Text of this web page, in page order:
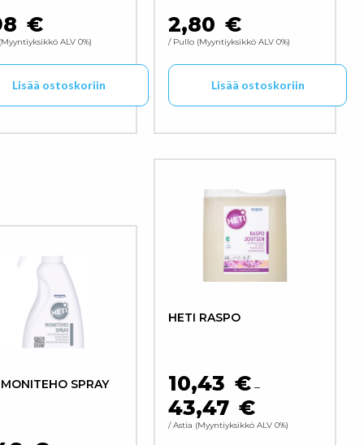
€
Myyntiyksikkö ALV 0%
Lisää ostoskoriin
2,80 €
/ Pullo Myyntiyksikkö ALV 0%
Lisää ostoskoriin
SPRAY
HETI RASPO
10,43 € –
43,47 €HINTALUOKKA:
/ Astia Myyntiyksikkö ALV 0%